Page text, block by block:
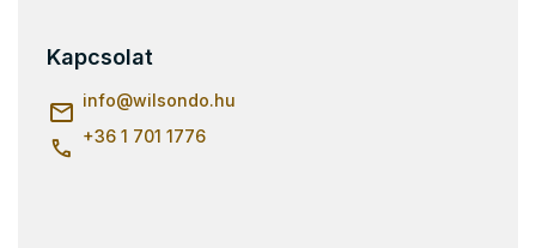
Kapcsolat
info@wilsondo.hu
+36 1 701 1776